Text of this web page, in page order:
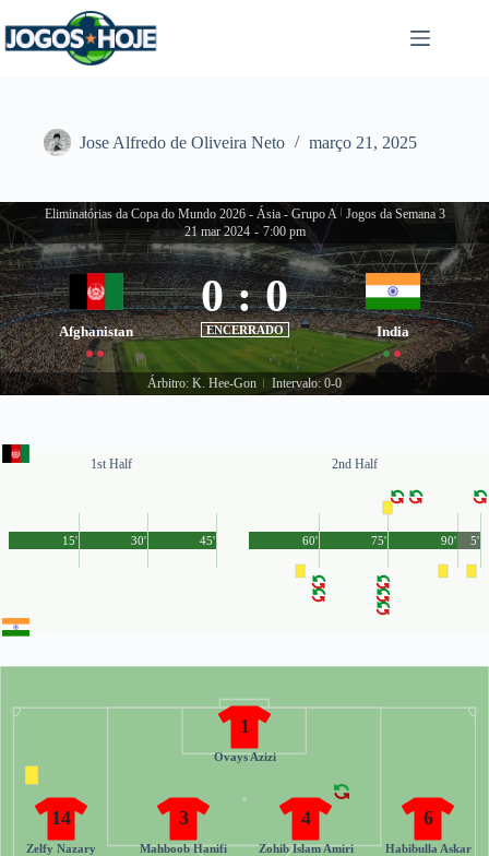
para
o
Jose Alfredo de Oliveira Neto março 21, 2025
Eliminatórias da Copa do Mundo 2026 - Ásia - Grupo A
Jogos da Semana 3
21 mar 2024 - 7:00 pm
Afghanistan
0 : 0
ENCERRADO India
Árbitro: K. Hee-Gon Intervalo: 0-0
1st Half
45'
15' 30'
2nd Half
90'
60' 75' 5'
1
Ovays Azizi
6
Habibulla Askar
4
Zohib Islam Amiri
3
Mahboob Hanifi
14
Zelfy Nazary